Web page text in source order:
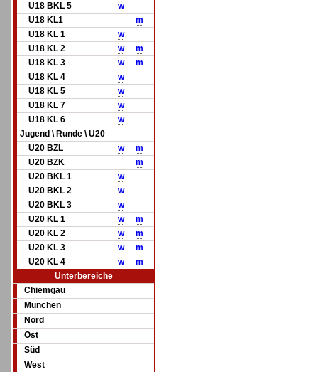
U18 BKL 5
w
U18 KL1
m
U18 KL 1
w
U18 KL 2
w
m
U18 KL 3
w
m
U18 KL 4
w
U18 KL 5
w
U18 KL 7
w
U18 KL 6
w
Jugend \ Runde \ U20
U20 BZL
w
m
U20 BZK
m
U20 BKL 1
w
U20 BKL 2
w
U20 BKL 3
w
U20 KL 1
w
m
U20 KL 2
w
m
U20 KL 3
w
m
U20 KL 4
w
m
Unterbereiche
Chiemgau
München
Nord
Ost
Süd
West